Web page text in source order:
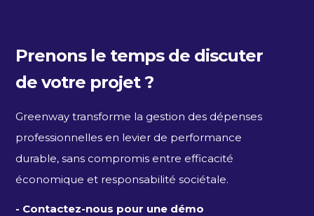
Prenons le temps de discuter
de votre projet ?
Greenway transforme la gestion des dépenses
professionnelles en levier de performance
durable, sans compromis entre efficacité
économique et responsabilité sociétale.
- Contactez-nous pour une démo